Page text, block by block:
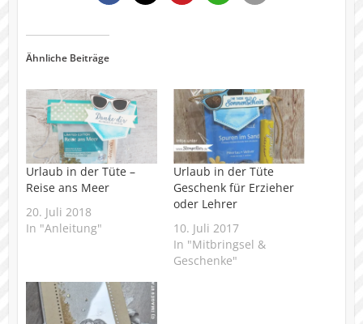
Ähnliche Beiträge
Urlaub in der Tüte –
Reise ans Meer
20. Juli 2018
In "Anleitung"
Urlaub in der Tüte
Geschenk für Erzieher
oder Lehrer
10. Juli 2017
In "Mitbringsel &
Geschenke"